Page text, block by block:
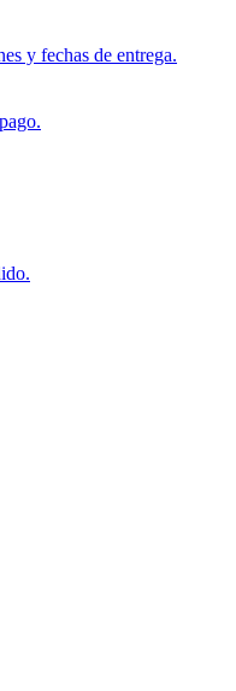
y fechas de entrega.